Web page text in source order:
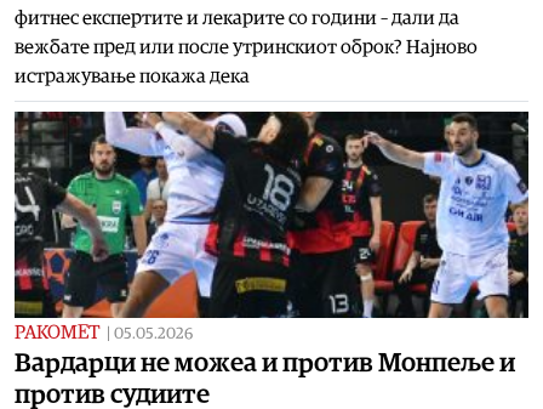
фитнес експертите и лекарите со години – дали да
вежбате пред или после утринскиот оброк? Најново
истражување покажа дека
РАКОМЕТ 05.05.2026
Вардарци не можеа и против Монпеље и
против судиите